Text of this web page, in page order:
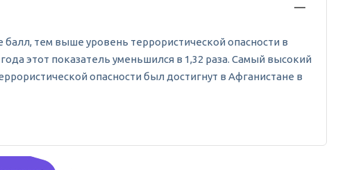
балл, тем выше уровень террористической опасности в
этот показатель уменьшился в 1,32 раза. Самый высокий
опасности был достигнут в Афганистане в